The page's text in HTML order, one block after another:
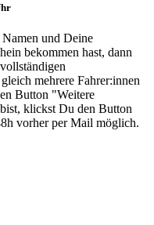
und Deine
bekommen hast, dann
mehrere Fahrer:innen
Button "Weitere
klickst Du den Button
vorher per Mail möglich.